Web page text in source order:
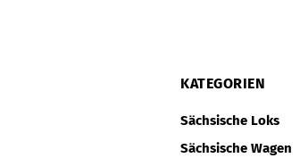
KATEGORIEN
Sächsische Loks
Sächsische Wagen